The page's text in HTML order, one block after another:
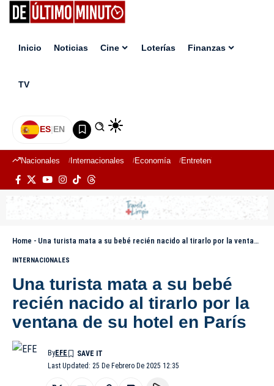
Inicio Noticias Cine Loterías Finanzas
TV
ES|EN
Nacionales Internacionales Economía Entretenimiento
Home - Una turista mata a su bebé recién nacido al tirarlo por la ventana de su hotel en París
INTERNACIONALES
Una turista mata a su bebé
recién nacido al tirarlo por la
ventana de su hotel en París
Last Updated: 25 De Febrero De 2025 12:35
ByEFE